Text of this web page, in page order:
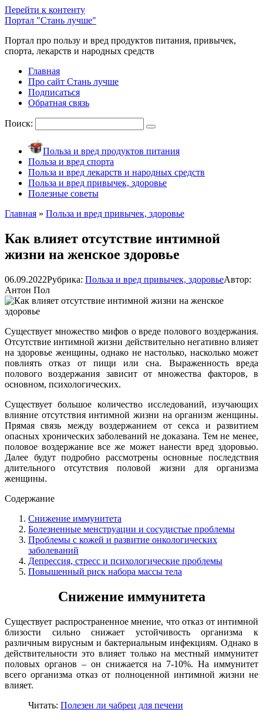
Перейти к контенту
Портал "Стань лучше"
Портал про пользу и вред продуктов питания, привычек,
спорта, лекарств и народных средств
Главная
Про сайт Стань лучше
Подписаться
Обратная связь
Поиск:
Польза и вред продуктов питания
Польза и вред спорта
Польза и вред лекарств и народных средств
Польза и вред привычек, здоровье
Полезные советы
Главная » Польза и вред привычек, здоровье
Как влияет отсутствие интимной
жизни на женское здоровье
06.09.2022Рубрика: Польза и вред привычек, здоровьеАвтор:
Антон Пол
Существует множество мифов о вреде полового воздержания.
Отсутствие интимной жизни действительно негативно влияет
на здоровье женщины, однако не настолько, насколько может
повлиять отказ от пищи или сна. Выраженность вреда
полового воздержания зависит от множества факторов, в
основном, психологических.
Существует большое количество исследований, изучающих
влияние отсутствия интимной жизни на организм женщины.
Прямая связь между воздержанием от секса и развитием
опасных хронических заболеваний не доказана. Тем не менее,
половое воздержание все же может нанести вред здоровью.
Далее будут подробно рассмотрены основные последствия
длительного отсутствия половой жизни для организма
женщины.
Содержание
Снижение иммунитета
Болезненные менструации и сосудистые проблемы
Проблемы с кожей и развитие онкологических
заболеваний
Депрессия, стресс и психологические проблемы
Повышенный риск набора массы тела
Снижение иммунитета
Существует распространенное мнение, что отказ от интимной
близости сильно снижает устойчивость организма к
различным вирусным и бактериальным инфекциям. Однако в
действительности это влияет только на местный иммунитет
половых органов – он снижается на 7-10%. На иммунитет
всего организма отказ от полноценной интимной жизни не
влияет.
Читать: Полезен ли чабрец для печени